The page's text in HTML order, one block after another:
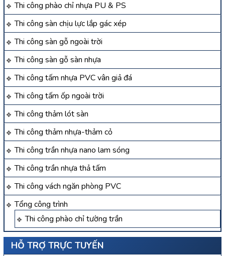
Thi công phào chỉ nhựa PU & PS
Thi công sàn chịu lực lắp gác xép
Thi công sàn gỗ ngoài trời
Thi công sàn gỗ sàn nhựa
Thi công tấm nhựa PVC vân giả đá
Thi công tấm ốp ngoài trời
Thi công thảm lót sàn
Thi công thảm nhựa-thảm cỏ
Thi công trần nhựa nano lam sóng
Thi công trần nhựa thả tấm
Thi công vách ngăn phòng PVC
Tổng công trình
Thi công phào chỉ tường trần
HỖ TRỢ TRỰC TUYẾN